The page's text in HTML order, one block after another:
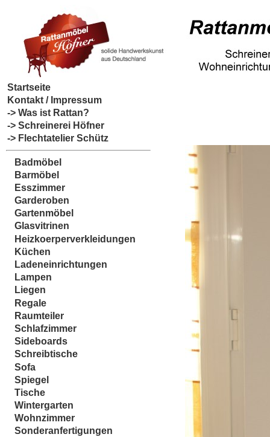
Startseite
Kontakt / Impressum
-> Was ist Rattan?
-> Schreinerei Höfner
-> Flechtatelier Schütz
Badmöbel
Barmöbel
Esszimmer
Garderoben
Gartenmöbel
Glasvitrinen
Heizkoerperverkleidungen
Küchen
Ladeneinrichtungen
Lampen
Liegen
Regale
Raumteiler
Schlafzimmer
Sideboards
Schreibtische
Sofa
Spiegel
Tische
Wintergarten
Wohnzimmer
Sonderanfertigungen